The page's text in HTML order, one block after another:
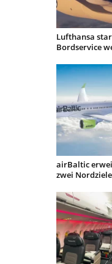
Lufthansa
Bordservice
airBaltic
zwei Nordziele